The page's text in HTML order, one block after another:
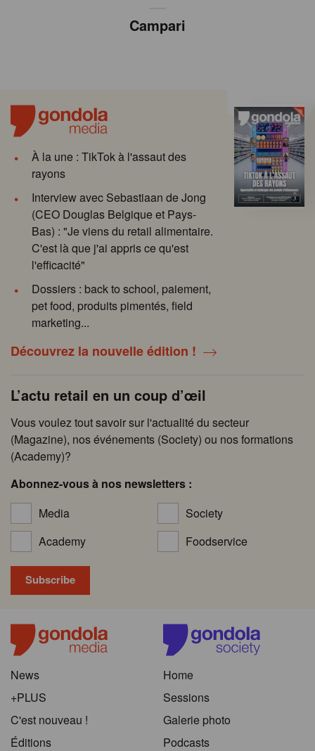
Campari
À la une : TikTok à l'assaut des
rayons
Interview avec Sebastiaan de Jong
(CEO Douglas Belgique et Pays-
Bas) : "Je viens du retail alimentaire.
C'est là que j'ai appris ce qu'est
l'efficacité"
Dossiers : back to school, paiement,
pet food, produits pimentés, field
marketing...
Découvrez la nouvelle édition !
L’actu retail en un coup d’œil
Vous voulez tout savoir sur l'actualité du secteur
(Magazine), nos événements (Society) ou nos formations
(Academy)?
Abonnez-vous à nos newsletters :
Media
Society
Academy
Foodservice
News
+PLUS
C'est nouveau !
Éditions
Home
Sessions
Galerie photo
Podcasts